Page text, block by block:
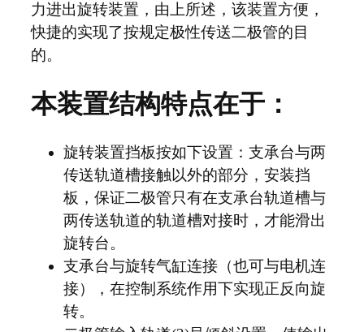
力进出旋转装置，由上所述，该装置方便，
快捷的实现了按规定极性传送二极管的目
的。
本装置结构特点在于：
旋转装置挡板按如下设置：支承台与两
传送轨道槽接触以外的部分，安装挡
板，保证二极管只有在支承台轨道槽与
两传送轨道的轨道槽对接时，才能滑出
旋转台。
支承台与旋转气缸连接（也可与电机连
接），在控制系统作用下实现正反向旋
转。